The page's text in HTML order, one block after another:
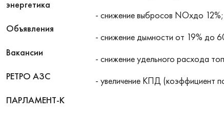
энергетика
Объявления
Вакансии
РЕТРО АЗС
ПАРЛАМЕНТ-К
- снижение выбросов NOxдо 12%;
- снижение дымности от 19% до
- снижение удельного расхода
- увеличение КПД (коэффициент